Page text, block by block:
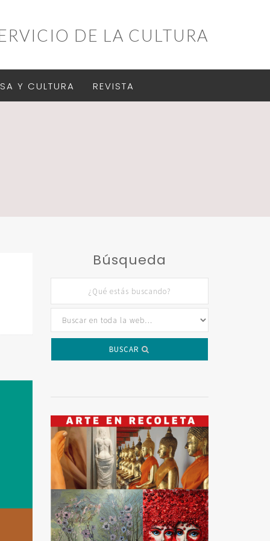
DE LA CULTURA
Y CULTURA REVISTA
Búsqueda
BUSCAR